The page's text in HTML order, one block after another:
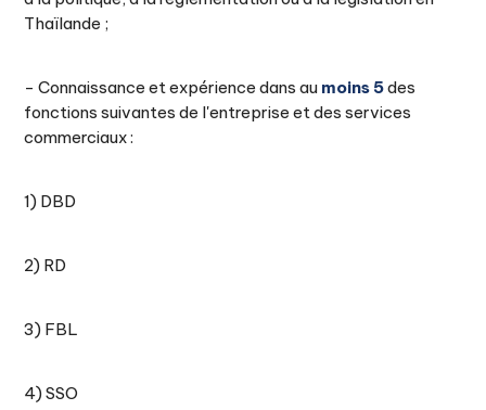
Thaïlande ;
- Connaissance et expérience dans au moins 5des
fonctions suivantes de l'entreprise et des services
commerciaux :
1) DBD
2) RD
3) FBL
4) SSO